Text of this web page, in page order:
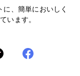
に、簡単においしく
います。